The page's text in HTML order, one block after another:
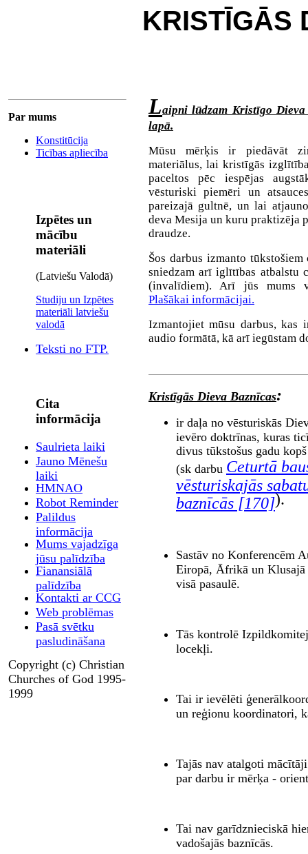
KRISTĪGĀS
Par mums
Konstitūcija
Ticības apliecība
Izpētes un
mācību
materiāli
(Latviešu Valodā)
Studiju un Izpētes
materiāli latviešu
valodā
Teksti no FTP.
Cita
informācija
Saulrieta laiki
Jauno Mēnešu
laiki
HMNAO
Robot Reminder
Palildus
informācija
Mums vajadzīga
jūsu palīdzība
Fianansiālā
palīdzība
Kontakti ar CCG
Web problēmas
Pasā svētku
pasludināšana
Copyright (c) Christian
Churches of God 1995-
1999
Laipni lūdzam Kristīgo
lapā.
Mūsu mērķis ir piedāvāt
materiālus, lai kristīgās
paceltos pēc iespējas
vēsturiski piemēri un
pareizajā gultnē, un lai
deva Mesija un kuru praktizēja
draudze.
Šos darbus izmanto
sniedzam arī iglītības atbalstu
(invalīdiem). Arī jūs mums
Plašākai informācijai.
Izmantojiet mūsu darbus, kas
audio formātā, kā arī iegūstam
Kristīgās Dieva Baznīcas:
ir daļa no vēsturiskās
ievēro doktrīnas, kuras
divus tūkstošus gadu
(sk darbu Ceturtā
vēsturiskajās
baznīcās [170]).
Sastāv no Konferencēm
Eiropā, Āfrikā un
visā pasaulē.
Tās kontrolē
locekļi.
Tai ir ievēlēti
un reģionu koordinatori,
Tajās nav atalgoti
par darbu ir mērķa -
Tai nav garīdznieciskā
vadošajās baznīcās.